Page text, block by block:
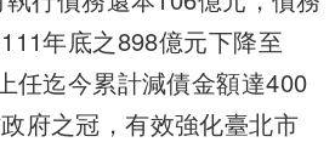
年底之898億元下降至
任迄今累計減債金額達400
府之冠，有效強化臺北市